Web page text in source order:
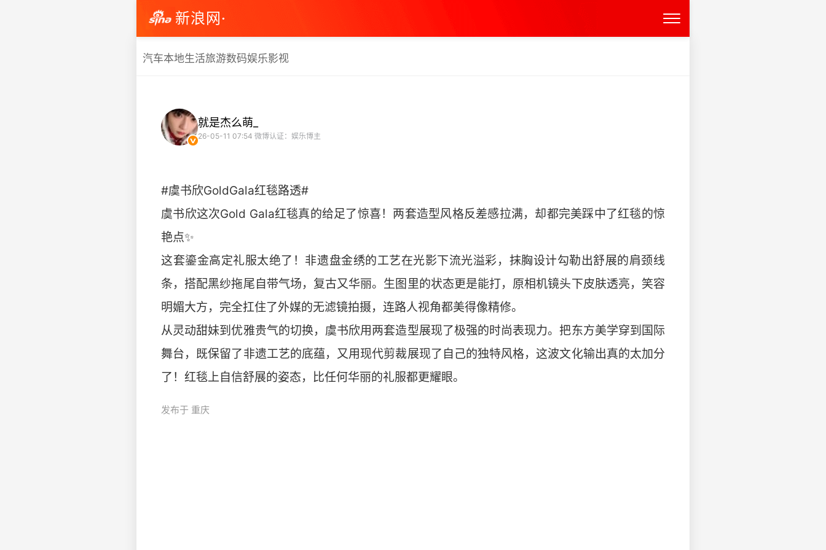
新浪网·
汽车本地生活旅游数码娱乐影视
就是杰么萌_
26-05-11 07:54 微博认证：娱乐博主
#虞书欣GoldGala红毯路透#
虞书欣这次Gold Gala红毯真的给足了惊喜！两套造型风格反差感拉满，却都完美踩中了红毯的惊
艳点✨
这套鎏金高定礼服太绝了！非遗盘金绣的工艺在光影下流光溢彩，抹胸设计勾勒出舒展的肩颈线
条，搭配黑纱拖尾自带气场，复古又华丽。生图里的状态更是能打，原相机镜头下皮肤透亮，笑容
明媚大方，完全扛住了外媒的无滤镜拍摄，连路人视角都美得像精修。
从灵动甜妹到优雅贵气的切换，虞书欣用两套造型展现了极强的时尚表现力。把东方美学穿到国际
舞台，既保留了非遗工艺的底蕴，又用现代剪裁展现了自己的独特风格，这波文化输出真的太加分
了！红毯上自信舒展的姿态，比任何华丽的礼服都更耀眼。
发布于 重庆